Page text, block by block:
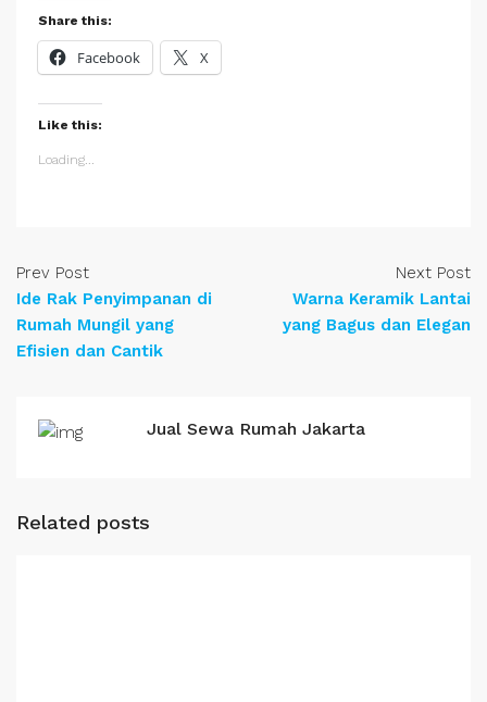
Share this:
Facebook X
Like this:
Loading...
Prev Post
Ide Rak Penyimpanan di
Rumah Mungil yang
Efisien dan Cantik
Next Post
Warna Keramik Lantai
yang Bagus dan Elegan
Jual Sewa Rumah Jakarta
Related posts